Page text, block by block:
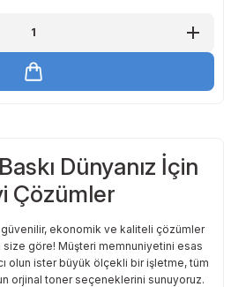
Dünyanız İçin
Çözümler
güvenilir, ekonomik ve kaliteli çözümler
size göre! Müşteri memnuniyetini esas
olun ister büyük ölçekli bir işletme, tüm
orjinal toner seçeneklerini sunuyoruz.